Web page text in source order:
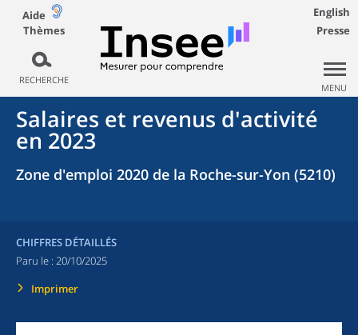
Aide
Thèmes
RECHERCHE
English
Presse
MENU
Salaires et revenus d'activité
en 2023
Zone d'emploi 2020 de la Roche-sur-Yon (5210)
CHIFFRES DÉTAILLÉS
Paru le : 20/10/2025
Imprimer